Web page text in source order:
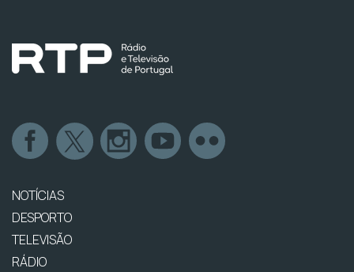
NOTÍCIAS
DESPORTO
TELEVISÃO
RÁDIO